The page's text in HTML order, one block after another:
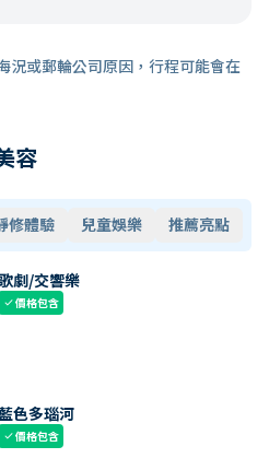
況或郵輪公司原因，行程可能會在
容
修體驗 兒童娛樂 推薦亮點
劇/交響樂
check價格包含
色多瑙河
check價格包含